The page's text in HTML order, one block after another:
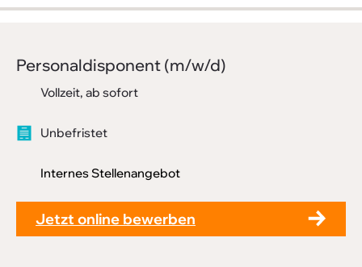
Perso­nal­dis­po­nent (m/w/d)
Vollzeit, ab sofort
Unbefristet
Internes Stellenangebot
Jetzt online bewerben
Impressum
FAQ
Datenschutz